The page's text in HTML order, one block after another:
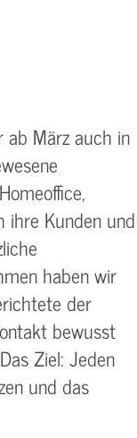
ab März auch in
ihre Kunden und
haben wir
der
bewusst
Ziel: Jeden
und das